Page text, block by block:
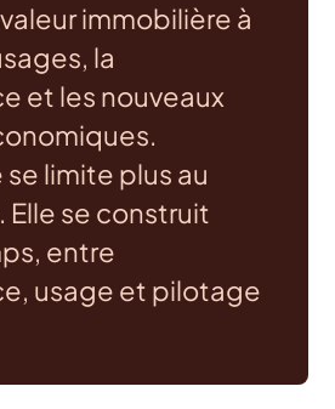
immobilière à
la
et les nouveaux
se limite plus au
se construit
entre
usage et pilotage